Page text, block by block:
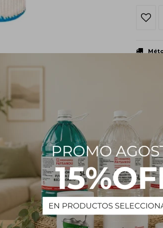
PRODUCTOS QUE TE PUEDEN